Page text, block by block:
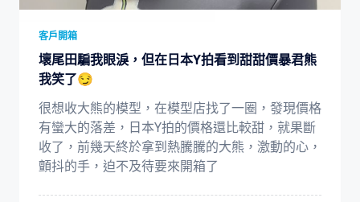
客戶開箱
壞尾田騙我眼淚，但在日本Y拍看到甜甜價暴君熊
我笑了😏
很想收大熊的模型，在模型店找了一圈，發現價格
有蠻大的落差，日本Y拍的價格還比較甜，就果斷
收了，前幾天終於拿到熱騰騰的大熊，激動的心，
顫抖的手，迫不及待要來開箱了